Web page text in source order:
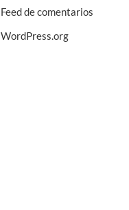
Feed de comentarios
WordPress.org